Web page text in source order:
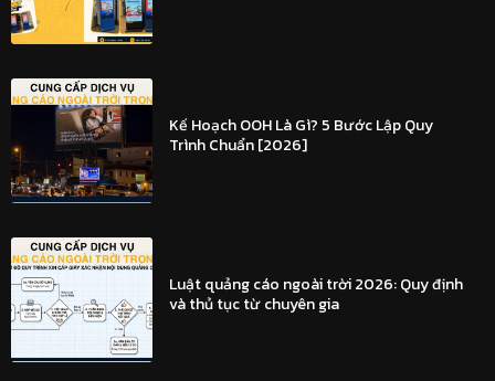
Kế Hoạch OOH Là Gì? 5 Bước Lập Quy
Trình Chuẩn [2026]
Luật quảng cáo ngoài trời 2026: Quy định
và thủ tục từ chuyên gia